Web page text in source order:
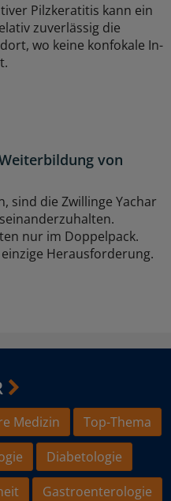
Pilzkeratitis kann ein
zuverlässig die
wo keine konfokale In-
von
sind die Zwillinge Yachar
nur im Doppelpack.
Herausforderung.
Medizin
Top-Thema
Diabetologie
Gastroenterologie